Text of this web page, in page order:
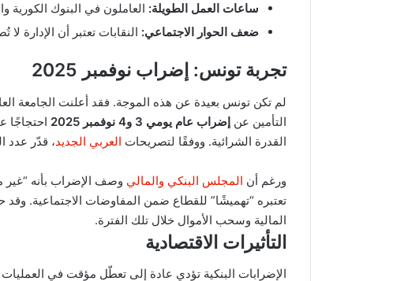
ساعات العمل الطويلة: العاملون في البنوك الكورية
ضعف الحوار الاجتماعي: النقابات تعتبر أن الإدارة
تجربة تونس: إضراب نوفمبر 2025
لم تكن تونس بعيدة عن هذه الموجة. فقد أعلنت الجامعة
التأمين عن إضراب عام يومي 3 و4 نوفمبر 2025
احتجاجًا
القدرة الشرائية. ووفقًا لتصريحات العربي الجديد، قدّر عدد
ورغم أن المجلس البنكي والمالي وصف الإضراب بأنه “غير
تعتبره “تهميشًا” للقطاع ضمن المفاوضات الاجتماعية. وقد
المالية وسحب الأموال خلال تلك الفترة.
التأثيرات الاقتصادية
الإضرابات البنكية تؤدي عادة إلى تعطّل مؤقت في